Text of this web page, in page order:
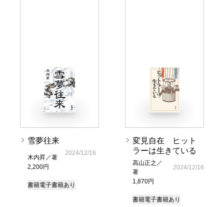
雪夢往来
木内昇／著
2,200円
2024/12/16
書籍電子書籍あり
変見自在 ヒット
ラーは生きている
高山正之／
著
1,870円
2024/12/16
書籍電子書籍あり